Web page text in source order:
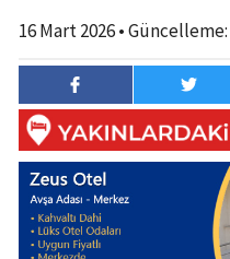
16 Mart 2026• Güncelleme: